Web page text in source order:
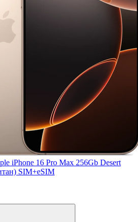
iPhone 16 Pro Max 256Gb Desert
SIM+eSIM